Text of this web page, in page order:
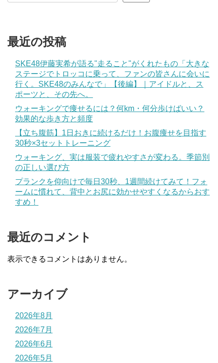
最近の投稿
SKE48伊藤実希が語る"走ること"がくれたもの「大きな
ステージでトロッコに乗って、ファンの皆さんに会いに
行く。SKE48のみんなで」【後編】｜アイドルと、ス
ポーツと、その先へ。
ウォーキングで痩せるには？何km・何分歩けばいい？
効果的な歩き方と頻度
【立ち腹筋】1日おきに続けるだけ！お腹痩せを目指す
30秒×3セットトレーニング
ウォーキング、実は服装で疲れやすさが変わる。季節別
の正しい選び方
プランクを仰向けで毎日30秒、1週間続けてみて！フォ
ームに慣れて、背中とお尻に効かせやすくなるからおす
すめ！
最近のコメント
表示できるコメントはありません。
アーカイブ
2026年8月
2026年7月
2026年6月
2026年5月